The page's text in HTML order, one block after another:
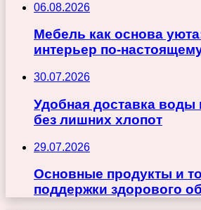
06.08.2026
Мебель как основа
интерьер по-
30.07.2026
Удобная доставка
без лишних хлопот
29.07.2026
Основные продукты и
поддержки здорового